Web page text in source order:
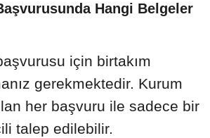
Hangi Belgeler
için birtakım
gerekmektedir. Kurum
her başvuru ile sadece bir
talep edilebilir.